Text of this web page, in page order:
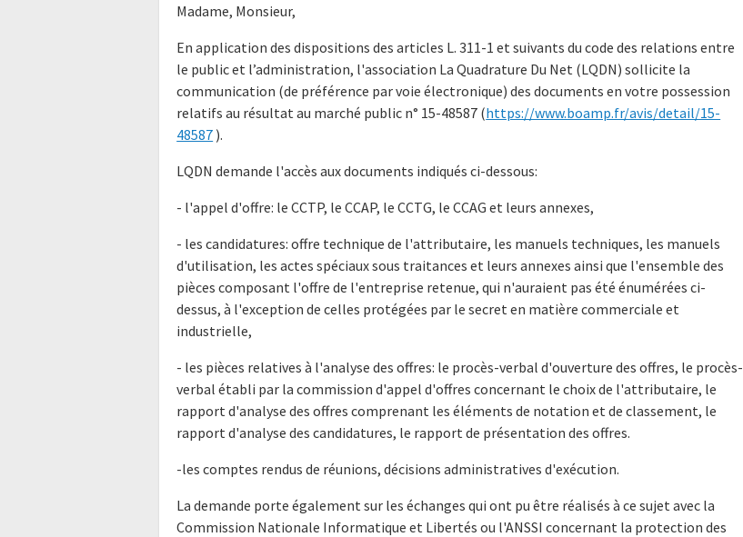
Madame, Monsieur,
En application des dispositions des articles L. 311-1 et suivants du code des relations entre
le public et l’administration, l'association La Quadrature Du Net (LQDN) sollicite la
communication (de préférence par voie électronique) des documents en votre possession
relatifs au résultat au marché public n° 15-48587 (https://www.boamp.fr/avis/detail/15-
48587 ).
LQDN demande l'accès aux documents indiqués ci-dessous:
- l'appel d'offre: le CCTP, le CCAP, le CCTG, le CCAG et leurs annexes,
- les candidatures: offre technique de l'attributaire, les manuels techniques, les manuels
d'utilisation, les actes spéciaux sous traitances et leurs annexes ainsi que l'ensemble des
pièces composant l'offre de l'entreprise retenue, qui n'auraient pas été énumérées ci-
dessus, à l'exception de celles protégées par le secret en matière commerciale et
industrielle,
- les pièces relatives à l'analyse des offres: le procès-verbal d'ouverture des offres, le procès-
verbal établi par la commission d'appel d'offres concernant le choix de l'attributaire, le
rapport d'analyse des offres comprenant les éléments de notation et de classement, le
rapport d'analyse des candidatures, le rapport de présentation des offres.
-les comptes rendus de réunions, décisions administratives d'exécution.
La demande porte également sur les échanges qui ont pu être réalisés à ce sujet avec la
Commission Nationale Informatique et Libertés ou l'ANSSI concernant la protection des